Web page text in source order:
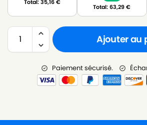
Total:35,16€
Total:63,29€
Ajouter au
Paiement sécurisé.